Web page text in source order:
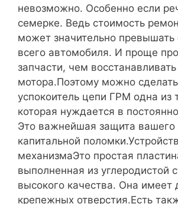
невозможно. Особенно если
семерке. Ведь стоимость
может значительно превышать
всего автомобиля. И проще
запчасти, чем
мотора.Поэтому можно
успокоитель цепи ГРМ одна из
которая нуждается в
Это важнейшая защита вашего
капитальной
механизмаЭто простая
выполненная из углеродистой
высокого качества. Она имеет
крепежных отверстия.Есть